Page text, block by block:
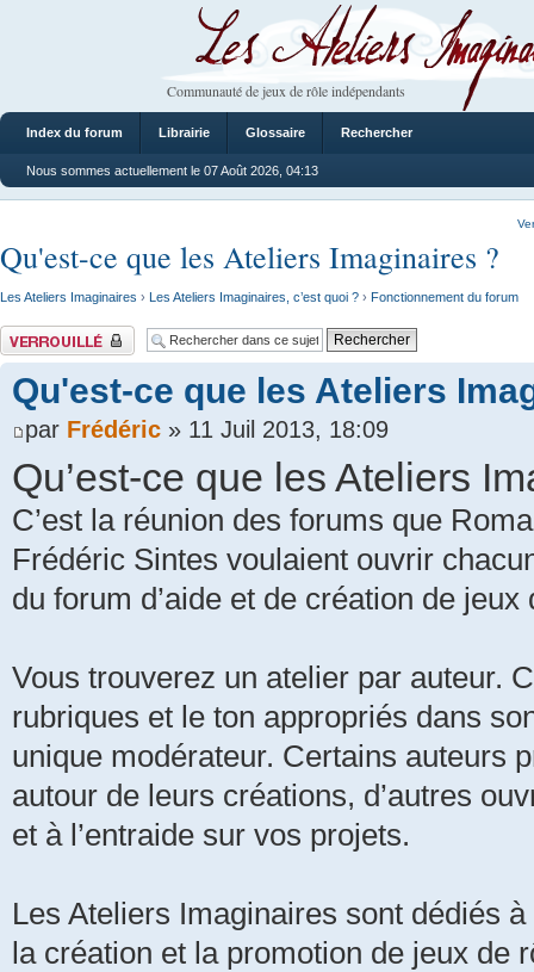
Les Ateliers Imaginaires
Communauté de jeux de rôle indépendants
Index du forum Librairie Glossaire Rechercher
Nous sommes actuellement le 07 Août 2026, 04:13
Qu'est-ce que les Ateliers Imaginaires ?
Les Ateliers Imaginaires › Les Ateliers Imaginaires, c’est quoi ? › Fonctionnement du forum
Sujet verrouillé
Qu'est-ce que les Ateliers
par Frédéric » 11 Juil 2013, 18:09
Qu’est-ce que les Ateliers
C’est la réunion des forums que
Frédéric Sintes voulaient ouvrir
du forum d’aide et de création de
Vous trouverez un atelier par auteur.
rubriques et le ton appropriés dans
unique modérateur. Certains auteurs
autour de leurs créations, d’autres
et à l’entraide sur vos projets.
Les Ateliers Imaginaires sont dédiés
la création et la promotion de jeux de